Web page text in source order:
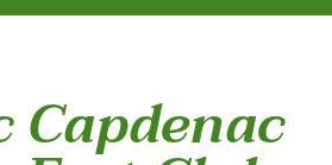
Capdenac